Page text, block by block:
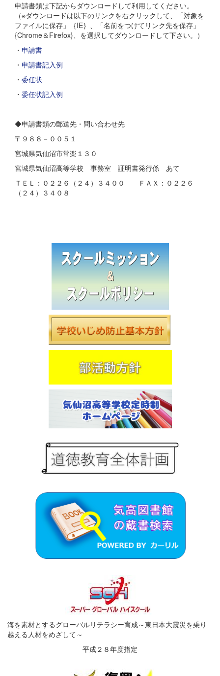
申請書類は下記からダウンロードして利用してください。
（※ダウンロードは以下のリンクを右クリックして、「対象を
ファイルに保存」｛IE｝、「名前をつけてリンク先を保存」
{Chrome＆Firefox}、を選択してダウンロードして下さい。）
・ 申請書
・ 申請書記入例
・ 委任状
・ 委任状記入例
◆申請書類の郵送先・問い合わせ先
〒９８８－００５１
宮城県気仙沼市常楽１３０
宮城県気仙沼高等学校 事務室 証明書発行係 あて
ＴＥＬ：０２２６（２４）３４００ ＦＡＸ：０２２６
（２４）３４０８
海を素材とするグローバルリテラシー育成～東日本大震災を乗り
越える人材をめざして～
平成２８年度指定